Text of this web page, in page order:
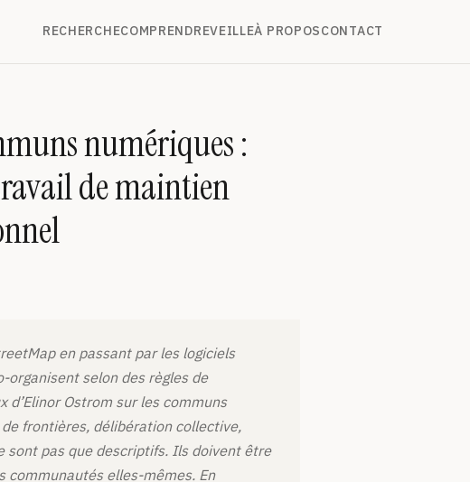
RECHERCHECOMPRENDREVEILLEÀ PROPOSCONTACT
numériques :
de maintien
en passant par les logiciels
organisent selon des règles de
Ostrom sur les communs
frontières, délibération collective,
sont pas que descriptifs. Ils doivent être
communautés elles-mêmes. En